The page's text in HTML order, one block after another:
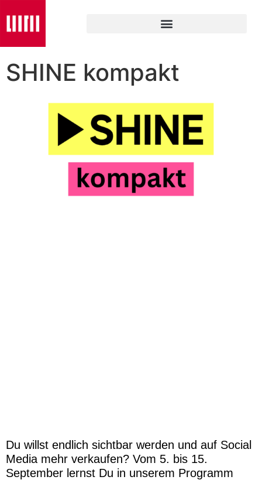
SHINE kompakt
Du willst endlich sichtbar werden und auf Social
Media mehr verkaufen? Vom 5. bis 15.
September lernst Du in unserem Programm